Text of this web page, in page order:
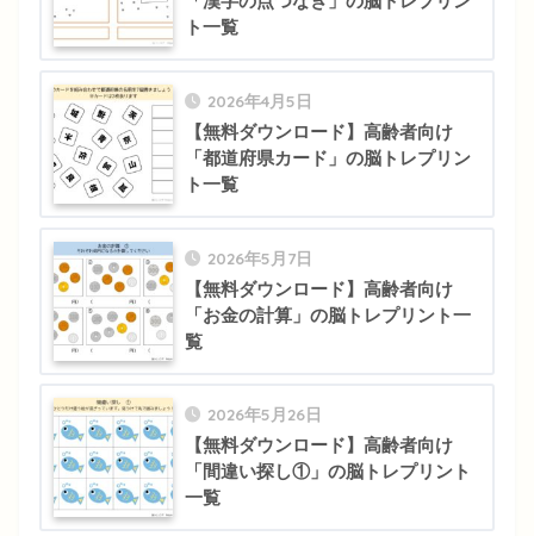
ト一覧
2026年4月5日
【無料ダウンロード】高齢者向け
「都道府県カード」の脳トレプリン
ト一覧
2026年5月7日
【無料ダウンロード】高齢者向け
「お金の計算」の脳トレプリント一
覧
2026年5月26日
【無料ダウンロード】高齢者向け
「間違い探し①」の脳トレプリント
一覧